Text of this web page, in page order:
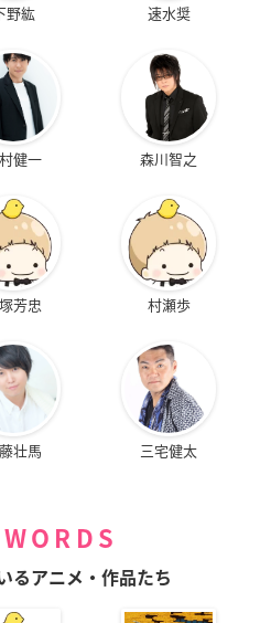
野紘 速水奨
健一 森川智之
芳忠 村瀬歩
壮馬 三宅健太
るアニメ・作品たち